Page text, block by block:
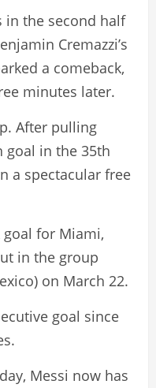
in the second half
Cremazzi’s
a comeback,
minutes later.
After pulling
goal in the 35th
a spectacular free
goal for Miami,
in the group
on March 22.
goal since
Messi now has